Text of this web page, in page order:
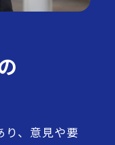
り、意見や要